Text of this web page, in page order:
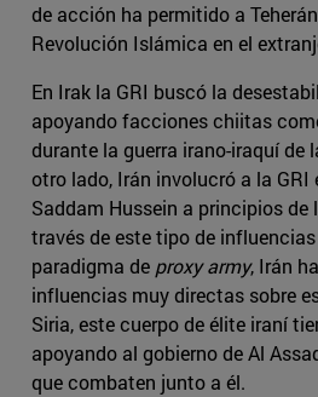
de acción ha permitido a
Revolución Islámica en el
En Irak la GRI buscó la
apoyando facciones chiitas
durante la guerra irano-iraquí de
otro lado, Irán involucró a la
Saddam Hussein a principios de
través de este tipo de
paradigma de proxy army, Irán
influencias muy directas sobre
Siria, este cuerpo de élite iraní
apoyando al gobierno de Al
que combaten junto a él.